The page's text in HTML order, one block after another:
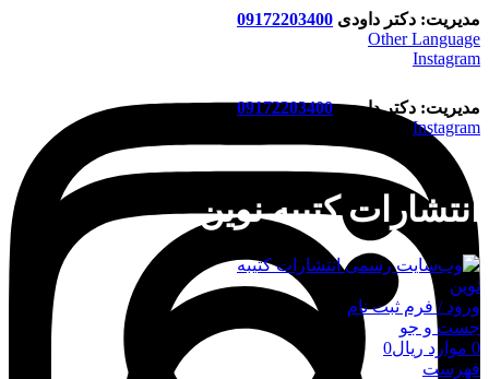
مدیریت: دکتر داودی 09172203400
Other Language
Instagram
مدیریت: دکتر داودی09172203400
Instagram
انتشارات کتیبه نوین
ورود / فرم ثبت نام
جست و جو
0 موارد ریال0
فهرست